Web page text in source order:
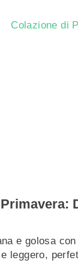
e golosa
leggero,